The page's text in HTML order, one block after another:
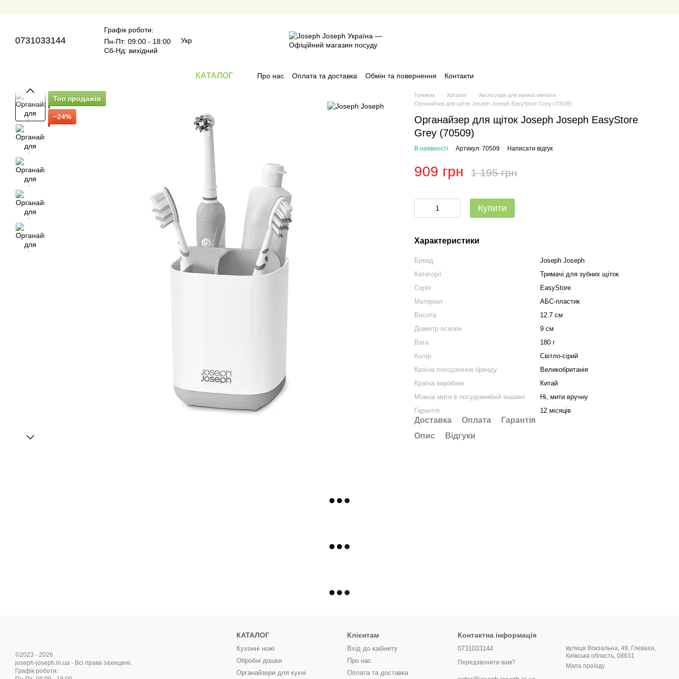
0731033144
Графік роботи:
Пн-Пт: 09:00 - 18:00
Сб-Нд: вихідний
Укр
КАТАЛОГ Про нас Оплата та доставка Обмін та повернення Контакти
Топ продажів
−24%
Головна Каталог
Аксесуари для ванної кімнати
Органайзер для щіток Joseph Joseph EasyStore Grey (70509)
Органайзер для щіток Joseph Joseph EasyStore
Grey (70509)
В наявності Артикул: 70509 Написати відгук
909 грн 1 195 грн
Купити
Характеристики
Бренд
Joseph Joseph
Категорії
Тримачі для зубних щіток
Серія
EasyStore
Матеріал
АБС-пластик
Висота
12.7 см
Діаметр основи
9 см
Вага
180 г
Колір
Світло-сірий
Країна походження бренду
Великобританія
Країна виробник
Китай
Можна мити в посудомийній машині
Ні, мити вручну
Гарантія
12 місяців
Доставка Оплата
Гарантія
Опис
Відгуки
©2023 - 2026
joseph-joseph.in.ua - Всі права захищені.
Графік роботи:
КАТАЛОГ
Кухонні ножі
Обробні дошки
Органайзери для кухні
Клієнтам
Вхід до кабінету
Про нас
Оплата та доставка
Контактна інформація
0731033144
Передзвонити вам?
вулиця Вокзальна, 49, Глеваха,
Київська область, 08631
Мапа проїзду